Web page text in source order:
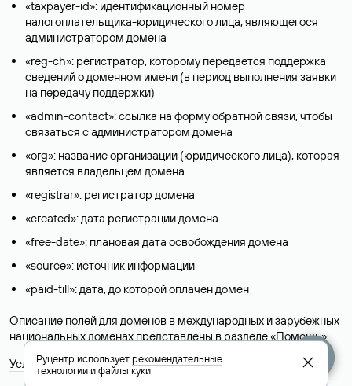
«taxpayer-id»: идентификационный номер
налогоплательщика-юридического лица, являющегося
администратором домена
«reg-ch»: регистратор, которому передается поддержка
сведений о доменном имени (в период выполнения заявки
на передачу поддержки)
«admin-contact»: ссылка на форму обратной связи, чтобы
связаться с администратором домена
«org»: название организации (юридического лица), которая
является владельцем домена
«registrar»: регистратор домена
«created»: дата регистрации домена
«free-date»: плановая дата освобождения домена
«source»: источник информации
«paid-till»: дата, до которой оплачен домен
Описание полей для доменов в международных и зарубежных
национальных доменах представлены в разделе «Помощь».
Условия использования Whois-сервиса
Руцентр используетрекомендательные
технологииифайлы куки